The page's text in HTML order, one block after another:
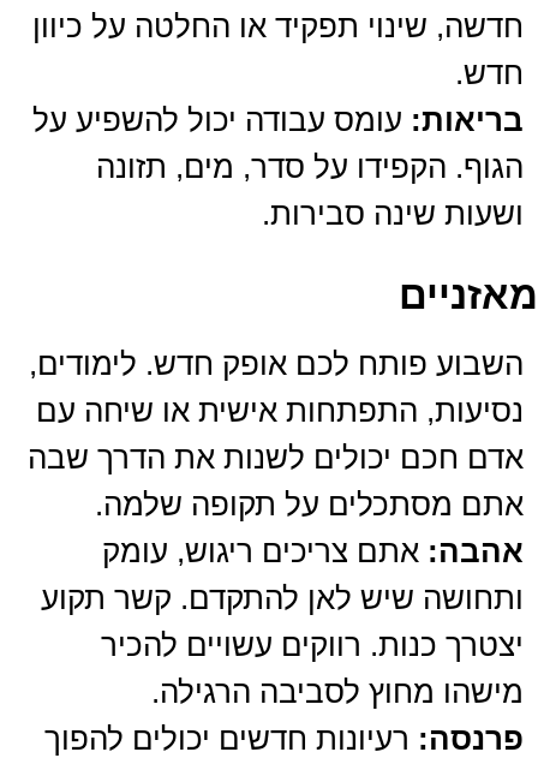
חדשה, שינוי תפקיד או החלטה על כיוון
חדש.
בריאות: עומס עבודה יכול להשפיע על
הגוף. הקפידו על סדר, מים, תזונה
ושעות שינה סבירות.
מאזניים
השבוע פותח לכם אופק חדש. לימודים,
נסיעות, התפתחות אישית או שיחה עם
אדם חכם יכולים לשנות את הדרך שבה
אתם מסתכלים על תקופה שלמה.
אהבה: אתם צריכים ריגוש, עומק
ותחושה שיש לאן להתקדם. קשר תקוע
יצטרך כנות. רווקים עשויים להכיר
מישהו מחוץ לסביבה הרגילה.
פרנסה: רעיונות חדשים יכולים להפוך